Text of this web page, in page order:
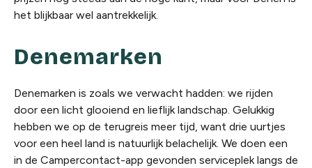
het blijkbaar wel aantrekkelijk.
Denemarken
Denemarken is zoals we verwacht hadden: we rijden
door een licht glooiend en lieflijk landschap. Gelukkig
hebben we op de terugreis meer tijd, want drie uurtjes
voor een heel land is natuurlijk belachelijk. We doen een
in de Campercontact-app gevonden serviceplek langs de